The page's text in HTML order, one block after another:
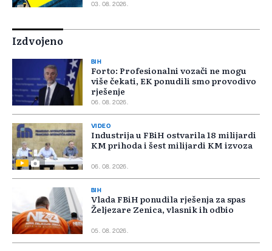
03. 08. 2026.
Izdvojeno
BIH
Forto: Profesionalni vozači ne mogu
više čekati, EK ponudili smo provodivo
rješenje
06. 08. 2026.
VIDEO
Industrija u FBiH ostvarila 18 milijardi
KM prihoda i šest milijardi KM izvoza
06. 08. 2026.
BIH
Vlada FBiH ponudila rješenja za spas
Željezare Zenica, vlasnik ih odbio
05. 08. 2026.